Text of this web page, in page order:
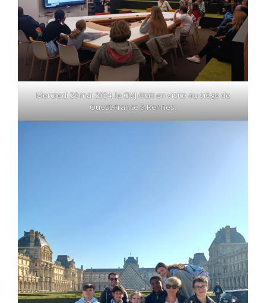
Mercredi 29 mai 2024, le CMJ était en visite au siège de
Ouest‑France à Rennes.